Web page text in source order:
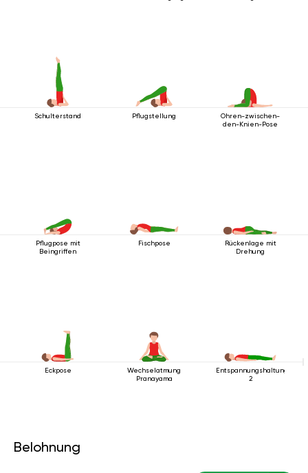
Schulterstand Pflugstellung
Ohren-zwischen-
den-Knien-Pose
Pflugpose mit
Beingriffen
Fischpose
Rückenlage mit
Drehung
Eckpose
Wechselatmung
Pranayama
Entspannungshaltung
2
Belohnung